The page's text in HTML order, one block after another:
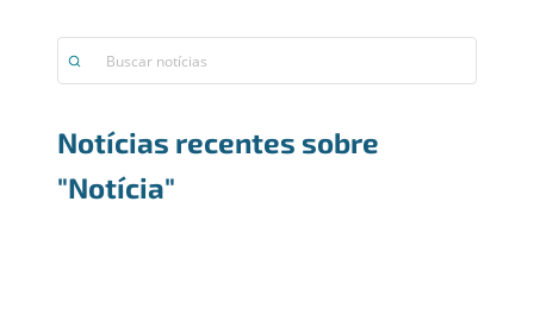
Notícias recentes sobre
"Notícia"